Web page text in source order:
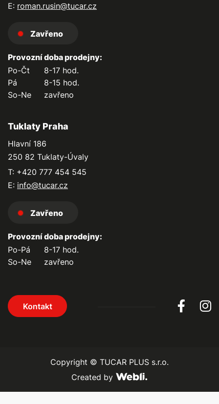
E: roman.rusin@tucar.cz
Zavřeno
Provozní doba prodejny:
Po-Čt
8-17 hod.
Pá
8-15 hod.
So-Ne
zavřeno
Tuklaty Praha
Hlavní 186
250 82 Tuklaty-Úvaly
T: +420 777 454 545
E: info@tucar.cz
Zavřeno
Provozní doba prodejny:
Po-Pá
8-17 hod.
So-Ne
zavřeno
Kontakt
Copyright © TUCAR PLUS s.r.o.
Created by